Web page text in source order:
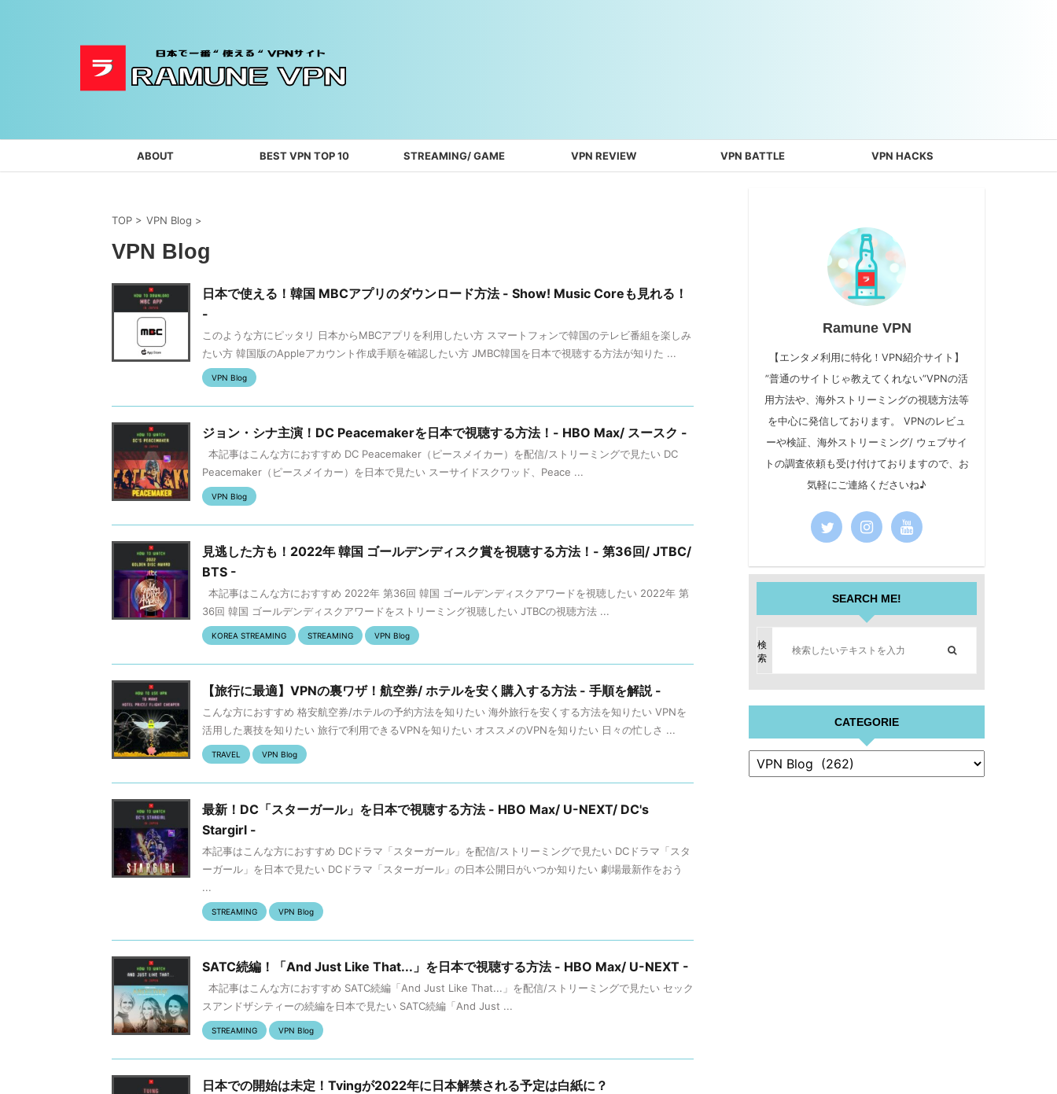
ABOUT BEST VPN TOP 10 STREAMING/ GAME VPN REVIEW VPN BATTLE VPN HACKS
TOP > VPN Blog >
VPN Blog
日本で使える！韓国 MBCアプリのダウンロード方法 - Show! Music Coreも見れる！
-
このような方にピッタリ 日本からMBCアプリを利用したい方 スマートフォンで韓国のテレビ番組を楽しみ
たい方 韓国版のAppleアカウント作成手順を確認したい方 JMBC韓国を日本で視聴する方法が知りた ...
VPN Blog
ジョン・シナ主演！DC Peacemakerを日本で視聴する方法！- HBO Max/ スースク -
本記事はこんな方におすすめ DC Peacemaker（ピースメイカー）を配信/ストリーミングで見たい DC
Peacemaker（ピースメイカー）を日本で見たい スーサイドスクワッド、Peace ...
VPN Blog
見逃した方も！2022年 韓国 ゴールデンディスク賞を視聴する方法！- 第36回/ JTBC/
BTS -
本記事はこんな方におすすめ 2022年 第36回 韓国 ゴールデンディスクアワードを視聴したい 2022年 第
36回 韓国 ゴールデンディスクアワードをストリーミング視聴したい JTBCの視聴方法 ...
KOREA STREAMING STREAMING VPN Blog
【旅行に最適】VPNの裏ワザ！航空券/ ホテルを安く購入する方法 - 手順を解説 -
こんな方におすすめ 格安航空券/ホテルの予約方法を知りたい 海外旅行を安くする方法を知りたい VPNを
活用した裏技を知りたい 旅行で利用できるVPNを知りたい オススメのVPNを知りたい 日々の忙しさ ...
TRAVEL VPN Blog
最新！DC「スターガール」を日本で視聴する方法 - HBO Max/ U-NEXT/ DC's
Stargirl -
本記事はこんな方におすすめ DCドラマ「スターガール」を配信/ストリーミングで見たい DCドラマ「スタ
ーガール」を日本で見たい DCドラマ「スターガール」の日本公開日がいつか知りたい 劇場最新作をおう
...
STREAMING VPN Blog
SATC続編！「And Just Like That...」を日本で視聴する方法 - HBO Max/ U-NEXT -
本記事はこんな方におすすめ SATC続編「And Just Like That...」を配信/ストリーミングで見たい セック
スアンドザシティーの続編を日本で見たい SATC続編「And Just ...
STREAMING VPN Blog
日本での開始は未定！Tvingが2022年に日本解禁される予定は白紙に？
Ramune VPN
【エンタメ利用に特化！VPN紹介サイト】
”普通のサイトじゃ教えてくれない”VPNの活
用方法や、海外ストリーミングの視聴方法等
を中心に発信しております。 VPNのレビュ
ーや検証、海外ストリーミング/ ウェブサイ
トの調査依頼も受け付けておりますので、お
気軽にご連絡くださいね♪
SEARCH ME!
検
索
CATEGORIE